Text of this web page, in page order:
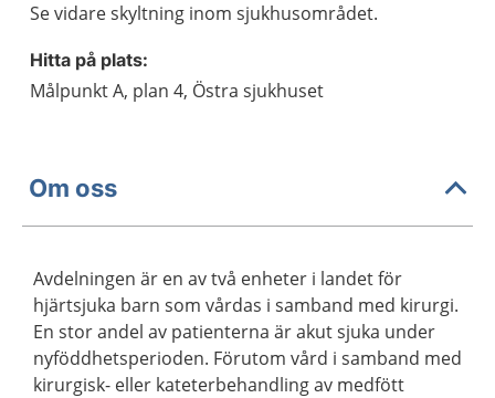
Se vidare skyltning inom sjukhusområdet.
Hitta på plats:
Målpunkt A, plan 4, Östra sjukhuset
Om oss
Avdelningen är en av två enheter i landet för
hjärtsjuka barn som vårdas i samband med kirurgi.
En stor andel av patienterna är akut sjuka under
nyföddhetsperioden. Förutom vård i samband med
kirurgisk- eller kateterbehandling av medfött